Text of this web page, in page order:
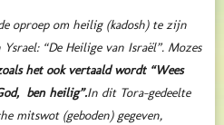
oproep om heilig (kadosh) te zijn
“De Heilige van Israël”. Mozes
het ook vertaald wordt “Wees
ben heilig”.In dit Tora-gedeelte
mitswot (geboden) gegeven,